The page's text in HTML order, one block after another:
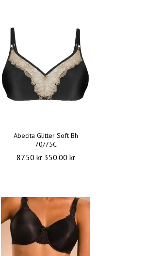
Abecita Glitter Soft Bh
70/75C
87.50 kr350.00 kr